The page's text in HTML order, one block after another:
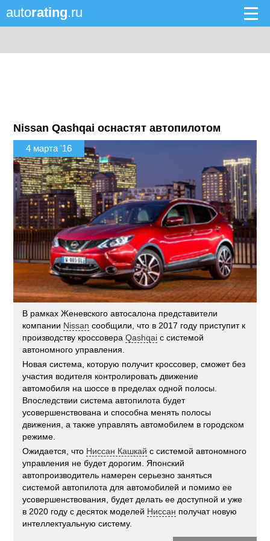
autorating.ru
Nissan Qashqai оснастят автопилотом
4 марта '16
В рамках Женевского автосалона представители
компании Nissan сообщили, что в 2017 году приступит к
производству кроссовераQashqai с системой
автономного управления.
Новая система, которую получит кроссовер, сможет без
участия водителя контролировать движение
автомобиля на шоссе в пределах одной полосы.
Впоследствии система автопилота будет
усовершенствована и способна менять полосы
движения, а также управлять автомобилем в городском
режиме.
Ожидается, что Ниссан Кашкай с системой автономного
управления не будет дорогим. Японский
автопроизводитель намерен серьезно заняться
системой автопилота для автомобилей и помимо ее
усовершенствования, будет делать ее доступной и уже
в 2020 году с десяток моделей Ниссан получат новую
интеллектуальную систему.